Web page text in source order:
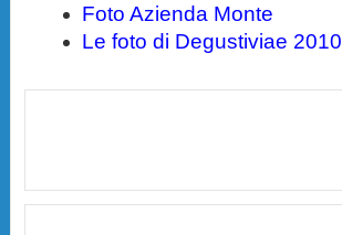
Foto Azienda Monte
Le foto di Degustiviae 2010